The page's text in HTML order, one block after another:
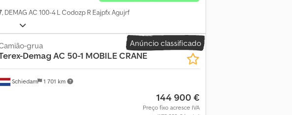
, DEMAG AC 100-4 L Codozp R Eajpfx Agujrf
Anúncio classificado
Schiedam 1 701 km
grua
Demag AC 50-1 MOBILE CRANE
144 900 €
Preço fixo acresce IVA
0
0
0
p
e
d